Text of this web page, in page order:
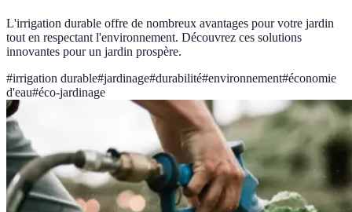
L'irrigation durable offre de nombreux avantages pour votre jardin
tout en respectant l'environnement. Découvrez ces solutions
innovantes pour un jardin prospère.
#irrigation durable#jardinage#durabilité#environnement#économie
d'eau#éco-jardinage